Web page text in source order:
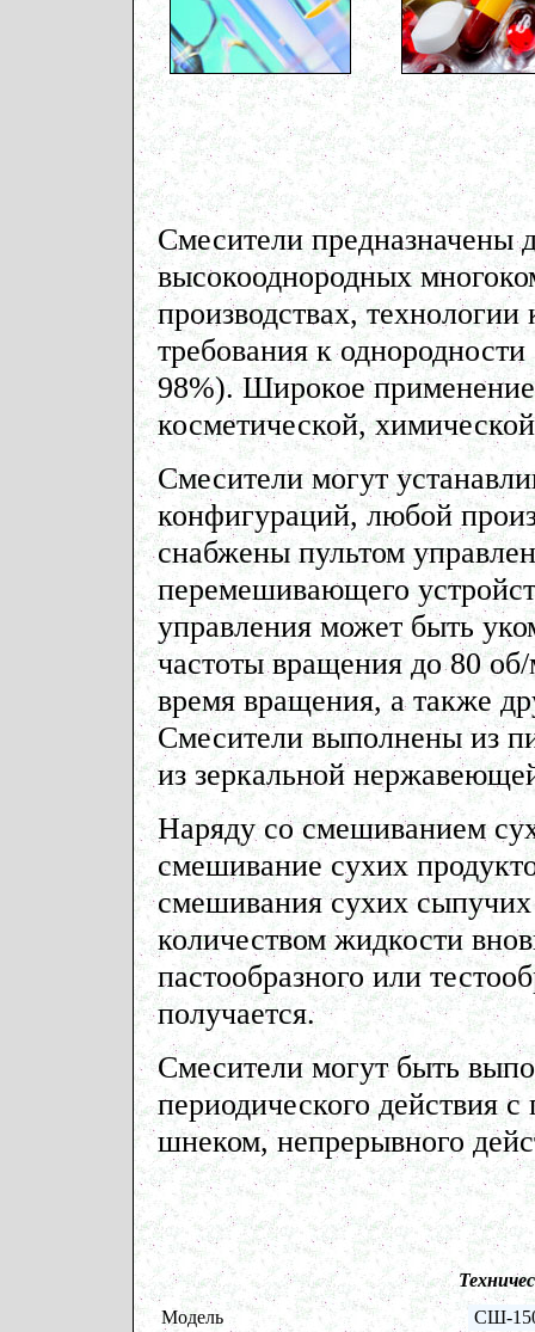
Смесители предназначены
высокооднородных
производствах,
требования к
98%). Широкое
косметической,
Смесители могут
конфигураций, любой
снабжены пультом
перемешивающего
управления может быть
частоты вращения до 80
время вращения, а также
Смесители выполнены из
из зеркальной
Наряду со смешиванием
смешивание сухих
смешивания сухих
количеством жидкости
пастообразного или
получается.
Смесители могут быть
периодического действия
шнеком, непрерывного
Модель
СШ-